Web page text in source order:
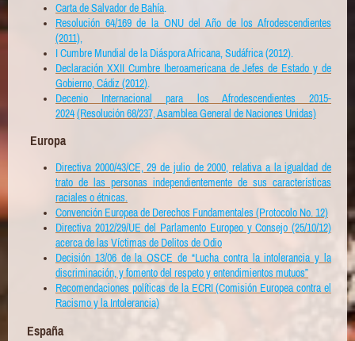
Carta de Salvador de Bahía
Resolución 64/169 de la ONU del Año de los Afrodescendientes
(2011),
I Cumbre Mundial de la Diáspora Africana, Sudáfrica (2012).
Declaración XXII Cumbre Iberoamericana de Jefes de Estado y de
Gobierno, Cádiz (2012)
Decenio Internacional para los Afrodescendientes 2015-
2024(Resolución 68/237, Asamblea General de Naciones Unidas)
Europa
Directiva 2000/43/CE, 29 de julio de 2000, relativa a la igualdad de
trato de las personas independientemente de sus características
raciales o étnicas.
Convención Europea de Derechos Fundamentales (Protocolo No. 12)
Directiva 2012/29/UE del Parlamento Europeo y Consejo (25/10/12)
acerca de las Víctimas de Delitos de Odio
Decisión 13/06 de la OSCE de “Lucha contra la intolerancia y la
discriminación, y fomento del respeto y entendimientos mutuos”
Recomendaciones políticas de la ECRI (Comisión Europea contra el
Racismo y la Intolerancia)
España